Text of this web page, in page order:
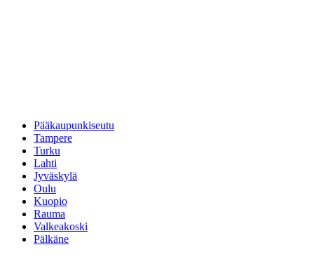
Pääkaupunkiseutu
Tampere
Turku
Lahti
Jyväskylä
Oulu
Kuopio
Rauma
Valkeakoski
Pälkäne